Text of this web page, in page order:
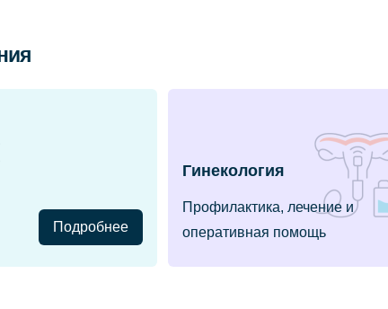
Подробнее
Гинекология
Профилактика, лечение и
оперативная помощь